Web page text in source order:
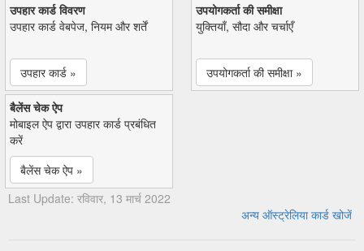
उपहार कार्ड विवरण
उपहार कार्ड वेबपेज, नियम और शर्तें
उपहार कार्ड »
उपयोगकर्ता की समीक्षा
युक्तियाँ, सौदा और चर्चाएँ
उपयोगकर्ता की समीक्षा »
बैलेंस चेक ऐप
मोबाइल ऐप द्वारा उपहार कार्ड प्रबंधित
करें
बैलेंस चेक ऐप »
Last Update: रविवार, 13 मार्च 2022
अन्य ऑस्ट्रेलिया कार्ड खोजें